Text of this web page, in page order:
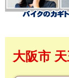
大阪市